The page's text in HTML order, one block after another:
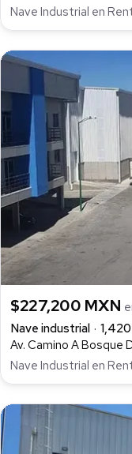
Nave Industrial en
$227,200 MXN
Nave industrial
1,420
Nave Industrial en